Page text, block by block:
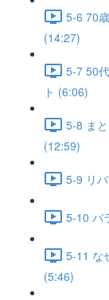
5-6 70
(14:27)
5-7 50
ト (6:06)
5-8 ま
(12:59)
5-9 リ
5-10 バ
5-11 な
(5:46)